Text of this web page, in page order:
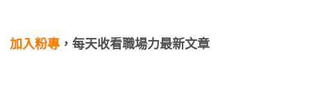
加入粉專 ，每天收看職場力最新文章